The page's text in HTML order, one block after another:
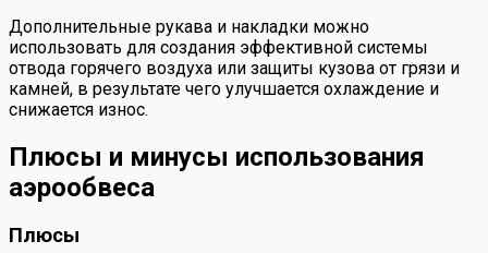
Дополнительные рукава и накладки можно
использовать для создания эффективной системы
отвода горячего воздуха или защиты кузова от грязи и
камней, в результате чего улучшается охлаждение и
снижается износ.
Плюсы и минусы использования
аэрообвеса
Плюсы